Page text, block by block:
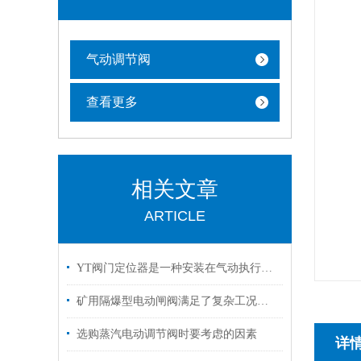
气动调节阀
查看更多
相关文章
ARTICLE
YT阀门定位器是一种安装在气动执行机构上的反馈控制装置
矿用隔爆型电动闸阀满足了复杂工况下的多样化需求
选购蒸汽电动调节阀时要考虑的因素
详